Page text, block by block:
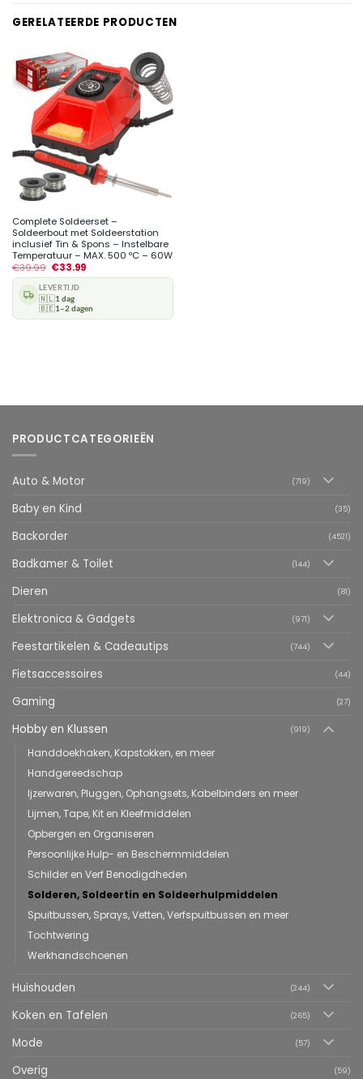
GERELATEERDE PRODUCTEN
Complete Soldeerset –
Soldeerbout met Soldeerstation
inclusief Tin & Spons – Instelbare
Temperatuur – MAX. 500 ºC – 60W
€39.99 €33.99
LEVERTIJD
🇳🇱1 dag
🇧🇪1–2 dagen
PRODUCTCATEGORIEËN
Auto & Motor (719)
Baby en Kind (35)
Backorder (4521)
Badkamer & Toilet (144)
Dieren (81)
Elektronica & Gadgets (971)
Feestartikelen & Cadeautips (744)
Fietsaccessoires (44)
Gaming (27)
Hobby en Klussen (919)
Handdoekhaken, Kapstokken, en meer
Handgereedschap
Ijzerwaren, Pluggen, Ophangsets, Kabelbinders en meer
Lijmen, Tape, Kit en Kleefmiddelen
Opbergen en Organiseren
Persoonlijke Hulp- en Beschermmiddelen
Schilder en Verf Benodigdheden
Solderen, Soldeertin en Soldeerhulpmiddelen
Spuitbussen, Sprays, Vetten, Verfspuitbussen en meer
Tochtwering
Werkhandschoenen
Huishouden (244)
Koken en Tafelen (265)
Mode (57)
Overig (59)